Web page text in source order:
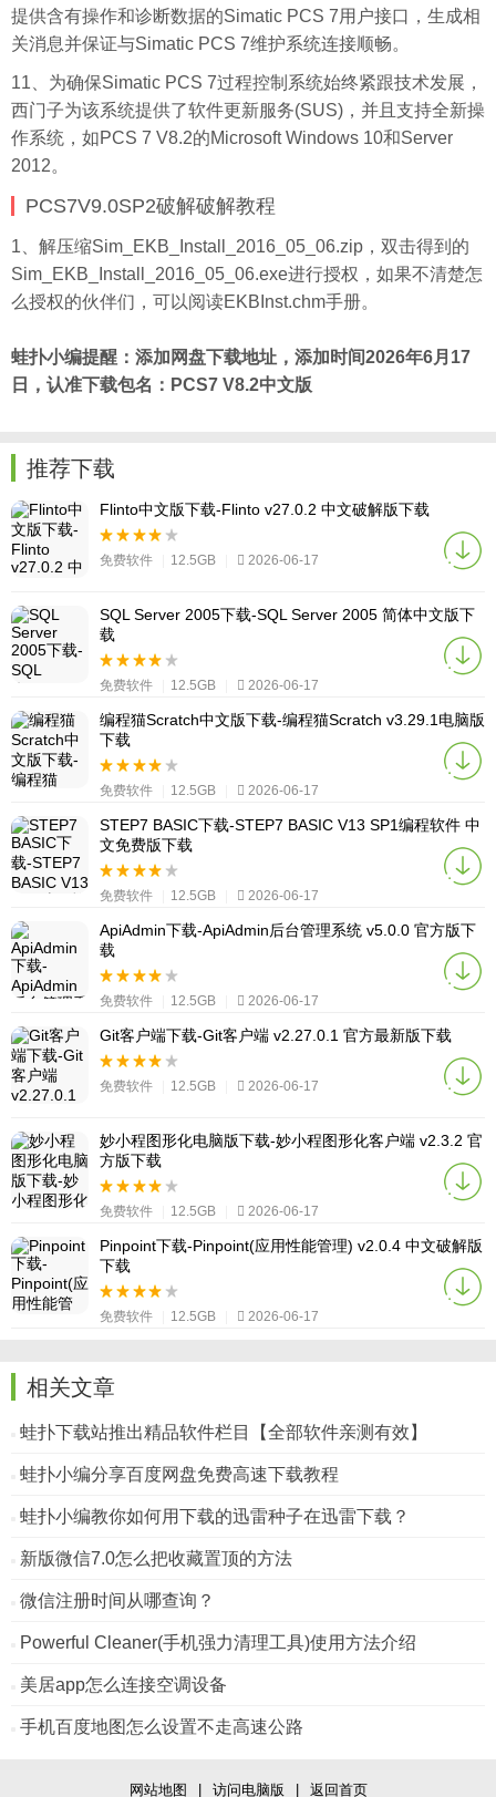
提供含有操作和诊断数据的Simatic PCS 7用户接口，生成相
关消息并保证与Simatic PCS 7维护系统连接顺畅。
11、为确保Simatic PCS 7过程控制系统始终紧跟技术发展，
西门子为该系统提供了软件更新服务(SUS)，并且支持全新操
作系统，如PCS 7 V8.2的Microsoft Windows 10和Server
2012。
PCS7V9.0SP2破解破解教程
1、解压缩Sim_EKB_Install_2016_05_06.zip，双击得到的
Sim_EKB_Install_2016_05_06.exe进行授权，如果不清楚怎
么授权的伙伴们，可以阅读EKBInst.chm手册。
蛙扑小编提醒：添加网盘下载地址，添加时间2026年6月17
日，认准下载包名：PCS7 V8.2中文版
推荐下载
Flinto中文版下载-Flinto v27.0.2 中文破解版下载
免费软件 12.5GB 2026-06-17
SQL Server 2005下载-SQL Server 2005 简体中文版下
载
免费软件 12.5GB 2026-06-17
编程猫Scratch中文版下载-编程猫Scratch v3.29.1电脑版
下载
免费软件 12.5GB 2026-06-17
STEP7 BASIC下载-STEP7 BASIC V13 SP1编程软件 中
文免费版下载
免费软件 12.5GB 2026-06-17
ApiAdmin下载-ApiAdmin后台管理系统 v5.0.0 官方版下
载
免费软件 12.5GB 2026-06-17
Git客户端下载-Git客户端 v2.27.0.1 官方最新版下载
免费软件 12.5GB 2026-06-17
妙小程图形化电脑版下载-妙小程图形化客户端 v2.3.2 官
方版下载
免费软件 12.5GB 2026-06-17
Pinpoint下载-Pinpoint(应用性能管理) v2.0.4 中文破解版
下载
免费软件 12.5GB 2026-06-17
相关文章
蛙扑下载站推出精品软件栏目【全部软件亲测有效】
蛙扑小编分享百度网盘免费高速下载教程
蛙扑小编教你如何用下载的迅雷种子在迅雷下载？
新版微信7.0怎么把收藏置顶的方法
微信注册时间从哪查询？
Powerful Cleaner(手机强力清理工具)使用方法介绍
美居app怎么连接空调设备
手机百度地图怎么设置不走高速公路
网站地图 访问电脑版 返回首页